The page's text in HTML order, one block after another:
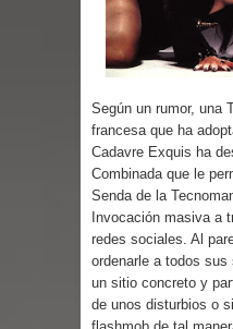
Parte 04:
Parte 02:
Parte 03:
Según un rumor, una
francesa que ha
Cadavre Exquis ha
Combinada que le
Senda de la
Invocación masiva a
redes sociales. Al
ordenarle a todos sus
un sitio concreto y
de unos disturbios o